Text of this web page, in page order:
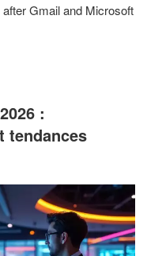
Gmail and Microsoft
:
tendances